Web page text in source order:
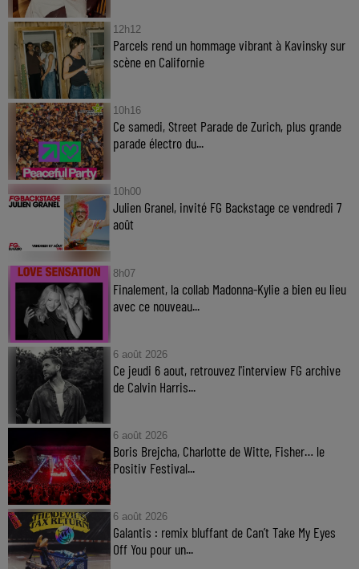
12h12
Parcels rend un hommage vibrant à Kavinsky sur
scène en Californie
10h16
Ce samedi, Street Parade de Zurich, plus grande
parade électro du...
10h00
Julien Granel, invité FG Backstage ce vendredi 7
août
8h07
Finalement, la collab Madonna-Kylie a bien eu lieu
avec ce nouveau...
6 août 2026
Ce jeudi 6 aout, retrouvez l'interview FG archive
de Calvin Harris...
6 août 2026
Boris Brejcha, Charlotte de Witte, Fisher… le
Positiv Festival...
6 août 2026
Galantis : remix bluffant de Can’t Take My Eyes
Off You pour un...